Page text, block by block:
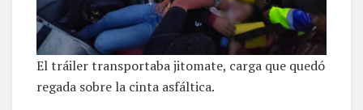
El tráiler transportaba jitomate, carga que quedó
regada sobre la cinta asfáltica.